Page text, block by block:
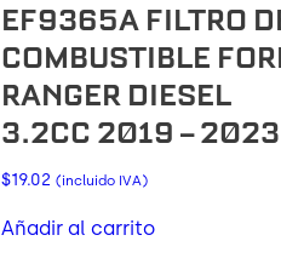
EF9365A FILTRO
COMBUSTIBLE
RANGER DIESEL
3.2CC 2019 – 2023
$19.02 (incluido IVA)
Añadir al carrito